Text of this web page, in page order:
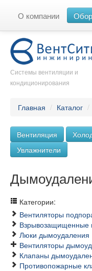
О компании
Системы вентиляции и
кондиционирования
Главная / Каталог /
Вентиляция
Увлажнители
Категории:
Вентиляторы
Взрывозащищенные
Люки дымоудаления
Вентиляторы
Клапаны
Противопожарные